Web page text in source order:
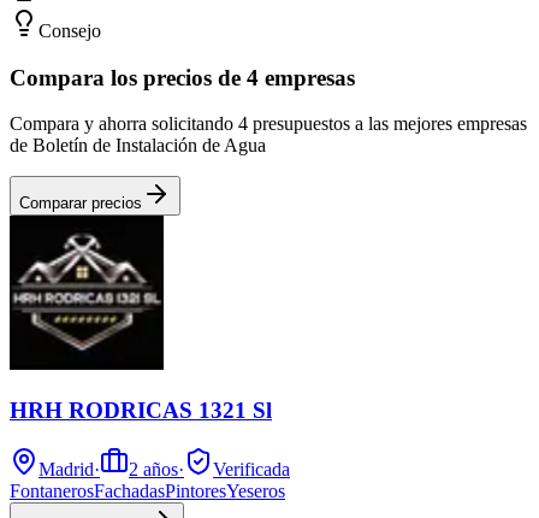
Consejo
Compara los precios de 4 empresas
Compara y ahorra solicitando 4 presupuestos a las mejores empresas
de Boletín de Instalación de Agua
Comparar precios
HRH RODRICAS 1321 Sl
Madrid· 2 años·
Verificada
FontanerosFachadasPintoresYeseros